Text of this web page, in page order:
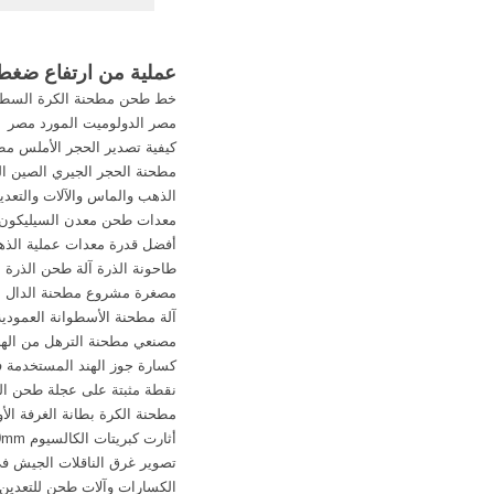
الاسمنت مطحنة
عملية من ارتفاع
خط طحن مطحنة الكرة
مصر الدولوميت المورد مصر
كيفية تصدير الحجر الأملس
مطحنة الحجر الجيري الصين
الذهب والماس والآلات
معدات طحن معدن السيليكون
أفضل قدرة معدات عملية
طاحونة الذرة آلة طحن الذرة
مصغرة مشروع مطحنة الدال
آلة مطحنة الأسطوانة
مصنعي مطحنة الترهل من
كسارة جوز الهند المستخدمة
نقطة مثبتة على عجلة طحن
مطحنة الكرة بطانة الغرفة
أثارت كبريتات الكالسيوم 800x800mm الكلمة وصول
تصوير غرق الناقلات الجيش
الكسارات وآلات طحن للتعدين